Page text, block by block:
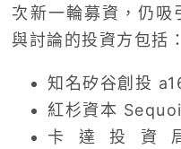
次新一輪募資，仍吸
與討論的投資方包括：
知名矽谷創投
紅杉資本
卡達投資